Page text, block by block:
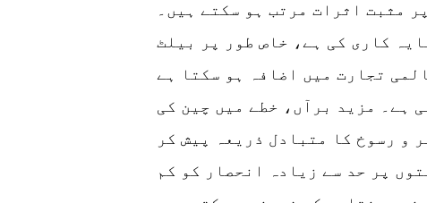
مثبت اثرات مرتب ہو سکتے ہیں۔
کاری کی ہے، خاص طور پر بیلٹ
تجارت میں اضافہ ہو سکتا ہے
ہے۔ مزید برآں، خطے میں چین کی
و رسوخ کا متبادل ذریعہ پیش کر
پر حد سے زیادہ انحصار کو کم